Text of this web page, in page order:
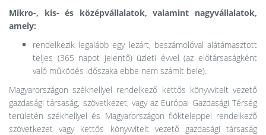
Mikro-, kis- és középvállalatok, valamint nagyvállalatok,
amely:
rendelkezik legalább egy lezárt, beszámolóval alátámasztott
teljes (365 napot jelentő) üzleti évvel (az előtársaságként
való működés időszaka ebbe nem számít bele).
Magyarországon székhellyel rendelkező kettős könyvvitelt vezető
gazdasági társaság, szövetkezet, vagy az Európai Gazdasági Térség
területén székhellyel és Magyarországon fiókteleppel rendelkező
szövetkezet vagy kettős könyvvitelt vezető gazdasági társaság